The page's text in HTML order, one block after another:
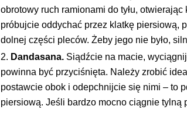
obrotowy ruch ramionami do tyłu,
próbujcie oddychać przez klatkę piersiową,
dolnej części pleców. Żeby jego nie było,
Dandasana. Siądźcie na macie,
powinna być przyciśnięta. Należy zrobić
postawcie obok i odepchnijcie się nimi – to
piersiową. Jeśli bardzo mocno ciągnie